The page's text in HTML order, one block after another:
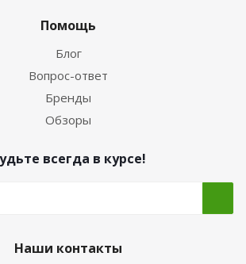
Помощь
Блог
Вопрос-ответ
Бренды
Обзоры
всегда в курсе!
Наши контакты